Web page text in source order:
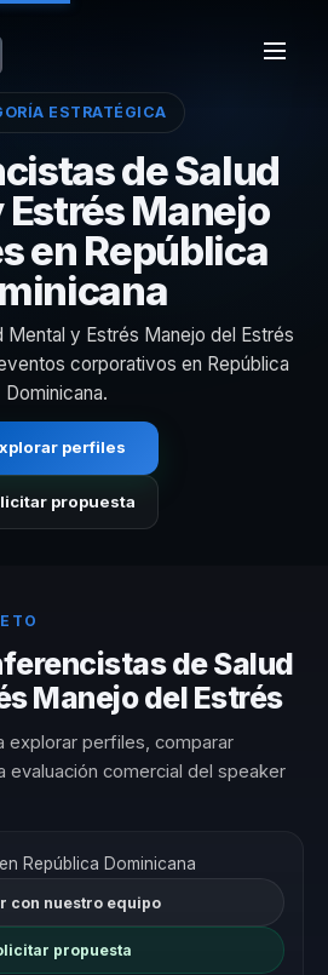
ESTRATÉGICA
de Salud
Manejo
en República
Mental y Estrés Manejo del Estrés
corporativos en República
Dominicana.
perfiles
propuesta
de Salud
Manejo del Estrés
explorar perfiles, comparar
evaluación comercial del speaker
República Dominicana
con nuestro equipo
propuesta